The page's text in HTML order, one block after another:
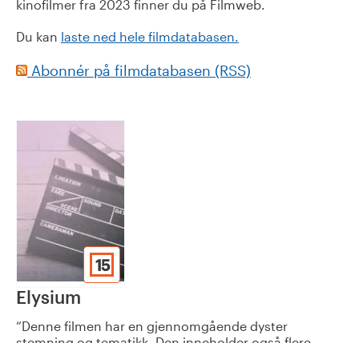
kinofilmer fra 2023 finner du på Filmweb.
Du kan laste ned hele filmdatabasen.
Abonnér på filmdatabasen (RSS)
15
Elysium
Denne filmen har en gjennomgående dyster